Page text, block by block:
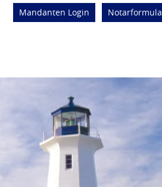
Mandanten Login